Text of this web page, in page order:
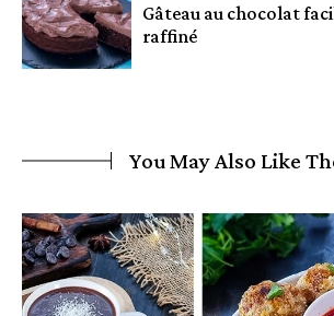
Gâteau au chocolat
raffiné
You May Also Like